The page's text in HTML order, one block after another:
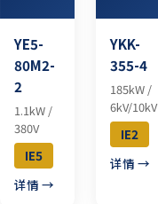
YE5-
80M2-
2
1.1kW /
380V
IE5
详情 →
YKK-
355-4
185kW /
6kV/10kV
IE2
详情 →